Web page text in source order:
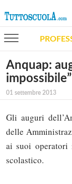
Anquap:
impossibile”
01 settembre 2013
Gli auguri
delle
ai suoi operatori
scolastico.